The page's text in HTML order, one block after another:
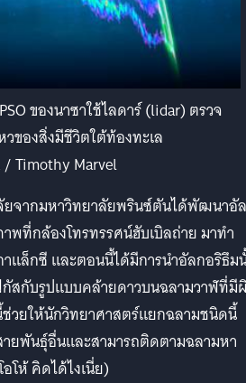
ของนาซาใช้ไลดาร์ (lidar) ตรวจ
ของสิ่งมีชีวิตใต้ท้องทะเล
/ Timothy Marvel
ยจากมหาวิทยาลัยพรินซ์ตันได้พัฒนาอัล
พที่กล้องโทรทรรศน์ฮับเบิลถ่าย มาทำ
แล็กซี และตอนนี้ได้มีการนำอัลกอริธึม
สกับรูปแบบคล้ายดาวบนฉลามวาฬที่มี
ช่วยให้นักวิทยาศาสตร์แยกฉลามชนิดนี้
ยพันธุ์อื่นและสามารถติดตามฉลามหา
โห้ คิดได้ไงเนี่ย)